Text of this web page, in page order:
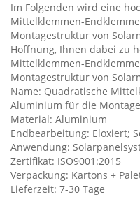
Im Folgenden wird eine
Mittelklemmen-
Montagestruktur von
Hoffnung, Ihnen dabei zu
Mittelklemmen-
Montagestruktur von
Name: Quadratische
Aluminium für die
Material: Aluminium
Endbearbeitung: Eloxiert;
Anwendung:
Zertifikat: ISO9001:2015
Verpackung: Kartons +
Lieferzeit: 7-30 Tage